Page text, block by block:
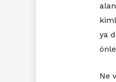
ya
Ne